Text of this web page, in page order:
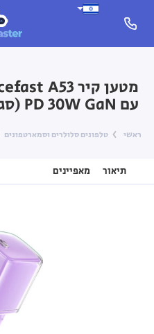
עם PD 30W GaN (סגול)
ראשי טלפונים סלולרים וסמארטפונים
תיאור מאפיינים